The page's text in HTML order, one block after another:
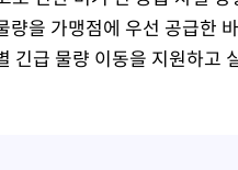
량을 가맹점에 우선 공급한
긴급 물량 이동을 지원하고